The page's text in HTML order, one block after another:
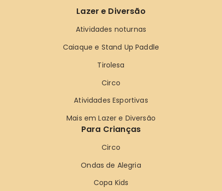
Lazer e Diversão
Atividades noturnas
Caiaque e Stand Up Paddle
Tirolesa
Circo
Atividades Esportivas
Mais em Lazer e Diversão
Para Crianças
Circo
Ondas de Alegria
Copa Kids